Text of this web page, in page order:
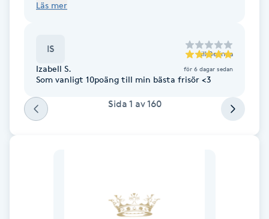
Fotsvamp
Fransar
Fransborttagning
Fransförlängning Megavolym
Läs mer
IS till Belinda
Izabell S. för 6 dagar sedan
Som vanligt 10poäng till min bästa frisör <3
Sida 1 av160